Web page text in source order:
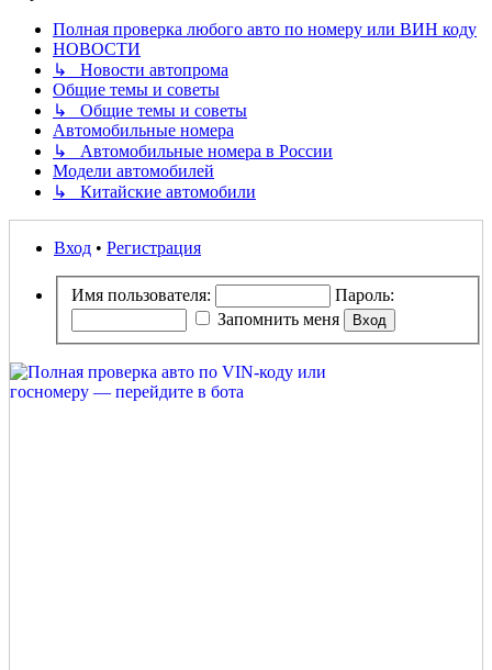
Полная проверка любого авто по номеру или ВИН коду
НОВОСТИ
↳ Новости автопрома
Общие темы и советы
↳ Общие темы и советы
Автомобильные номера
↳ Автомобильные номера в России
Модели автомобилей
↳ Китайские автомобили
Вход • Регистрация
Имя пользователя:
Пароль:
Запомнить меня